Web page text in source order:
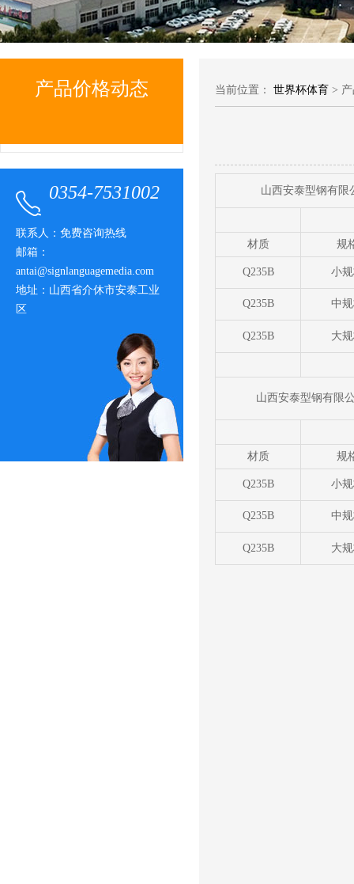
产品价格动态
0354-7531002
联系人：免费咨询热线
邮箱：
antai@signlanguagemedia.com
地址：山西省介休市安泰工业
区
当前位置： 世界杯体育 >
山西安泰型钢有限
材质 规
Q235B 小
Q235B 中
Q235B 大
山西安泰型钢有限
材质 规
Q235B 小
Q235B 中
Q235B 大